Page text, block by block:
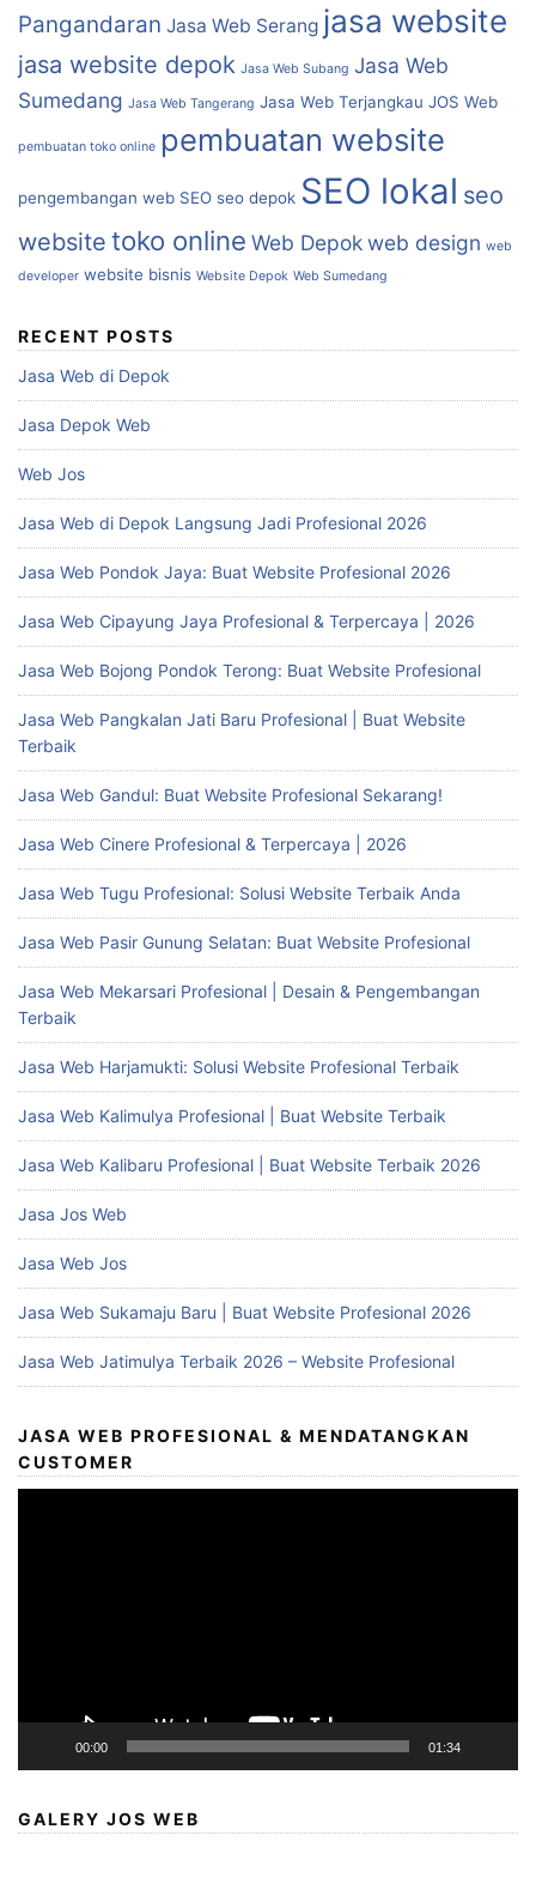
Pangandaran Jasa Web Serang jasa website
jasa website depok Jasa Web Subang Jasa Web
Sumedang Jasa Web Tangerang Jasa Web Terjangkau JOS Web
pembuatan toko online pembuatan website
pengembangan web SEO seo depok SEO lokal seo
website toko online Web Depokweb design web
developer website bisnis Website Depok Web Sumedang
RECENT POSTS
Jasa Web di Depok
Jasa Depok Web
Web Jos
Jasa Web di Depok Langsung Jadi Profesional 2026
Jasa Web Pondok Jaya: Buat Website Profesional 2026
Jasa Web Cipayung Jaya Profesional & Terpercaya | 2026
Jasa Web Bojong Pondok Terong: Buat Website Profesional
Jasa Web Pangkalan Jati Baru Profesional | Buat Website
Terbaik
Jasa Web Gandul: Buat Website Profesional Sekarang!
Jasa Web Cinere Profesional & Terpercaya | 2026
Jasa Web Tugu Profesional: Solusi Website Terbaik Anda
Jasa Web Pasir Gunung Selatan: Buat Website Profesional
Jasa Web Mekarsari Profesional | Desain & Pengembangan
Terbaik
Jasa Web Harjamukti: Solusi Website Profesional Terbaik
Jasa Web Kalimulya Profesional | Buat Website Terbaik
Jasa Web Kalibaru Profesional | Buat Website Terbaik 2026
Jasa Jos Web
Jasa Web Jos
Jasa Web Sukamaju Baru | Buat Website Profesional 2026
Jasa Web Jatimulya Terbaik 2026 – Website Profesional
JASA WEB PROFESIONAL & MENDATANGKAN
CUSTOMER
00:00 01:34
GALERY JOS WEB